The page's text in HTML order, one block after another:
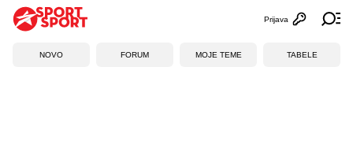
Otvori
Prijava
NOVO FORUM MOJE TEME TABELE